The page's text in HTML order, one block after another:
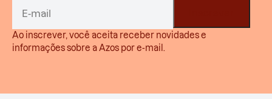
Ao inscrever, você aceita receber novidades e
informações sobre a Azos por e-mail.